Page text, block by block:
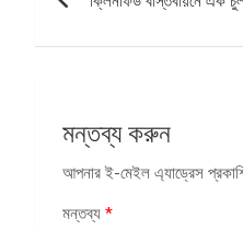
ন্যাভিগেশন
মন্তব্য করুন
আপনার ই-মেইল এ্যাড্রেস
মন্তব্য *